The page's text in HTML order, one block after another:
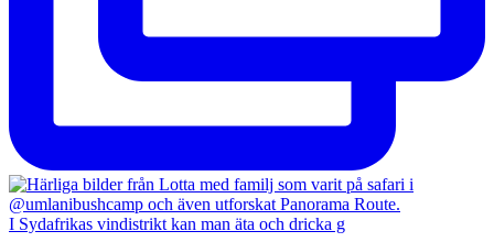
I Sydafrikas vindistrikt kan man äta och dricka g